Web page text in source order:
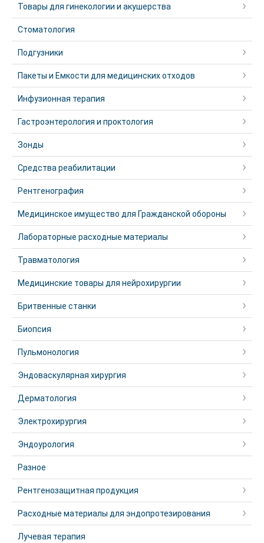
Товары для гинекологии и акушерства
Стоматология
Подгузники
Пакеты и Емкости для медицинских отходов
Инфузионная терапия
Гастроэнтерология и проктология
Зонды
Средства реабилитации
Рентгенография
Медицинское имущество для Гражданской обороны
Лабораторные расходные материалы
Травматология
Медицинские товары для нейрохирургии
Бритвенные станки
Биопсия
Пульмонология
Эндоваскулярная хирургия
Дерматология
Электрохирургия
Эндоурология
Разное
Рентгенозащитная продукция
Расходные материалы для эндопротезирования
Лучевая терапия